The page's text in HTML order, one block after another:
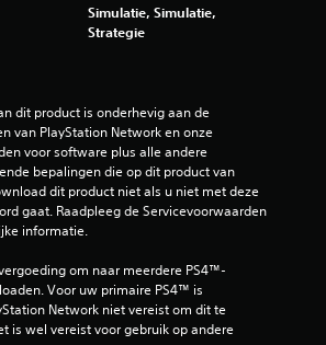
Simulatie, Simulatie,
Strategie
dit product is onderhevig aan de
van PlayStation Network en onze
voor software plus alle andere
bepalingen die op dit product van
dit product niet als u niet met deze
gaat. Raadpleeg de Servicevoorwaarden
informatie.
om naar meerdere PS4™-
Voor uw primaire PS4™ is
Network niet vereist om dit te
is wel vereist voor gebruik op andere